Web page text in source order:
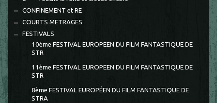
CONFINEMENT et RE
COURTS METRAGES
FESTIVALS
10ème FESTIVAL EUROPEEN DU FILM FANTASTIQUE DE
STR
11ème FESTIVAL EUROPEEN DU FILM FANTASTIQUE DE
STR
8ème FESTIVAL EUROPÉEN DU FILM FANTASTIQUE DE
STRA